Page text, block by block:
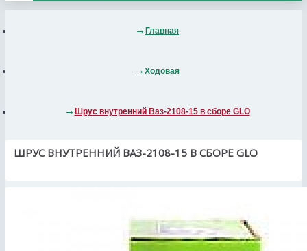
Главная
Ходовая
Шрус внутренний Ваз-2108-15 в сборе GLO
ШРУС ВНУТРЕННИЙ ВАЗ-2108-15 В СБОРЕ GLO